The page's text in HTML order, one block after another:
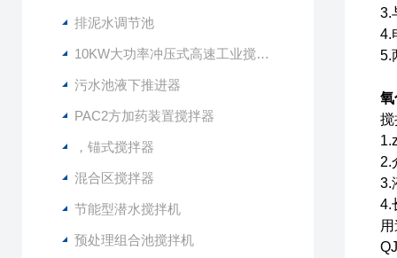
排泥水调节池
10KW大功率冲压式高速工业搅拌设备
污水池液下推进器
PAC2方加药装置搅拌器
，锚式搅拌器
混合区搅拌器
节能型潜水搅拌机
预处理组合池搅拌机
3.
4.
5.
氧
搅
2.
3.
4.